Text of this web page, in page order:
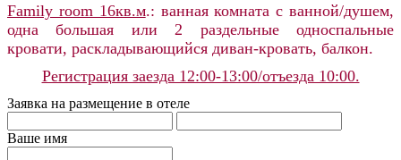
Family room 16кв.м.: ванная комната с ванной/душем,
одна большая или 2 раздельные односпальные
кровати, раскладывающийся диван-кровать, балкон.
Регистрация заезда 12:00-13:00/отъезда 10:00.
Заявка на размещение в отеле
Ваше имя